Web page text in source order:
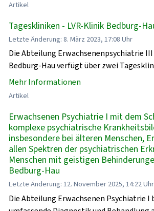
Artikel
Tageskliniken - LVR-Klinik Bedburg-
Letzte Änderung: 8. März 2023, 17:08 Uhr
Die Abteilung Erwachsenenpsychiatrie
Bedburg-Hau verfügt über zwei
Mehr Informationen
Artikel
Erwachsenen Psychiatrie I mit dem
komplexe psychiatrische
insbesondere bei älteren Menschen,
allen Spektren der psychiatrischen
Menschen mit geistigen
Bedburg-Hau
Letzte Änderung: 12. November 2025, 14:22 Uhr
Die Abteilung Erwachsenen Psychiatrie I